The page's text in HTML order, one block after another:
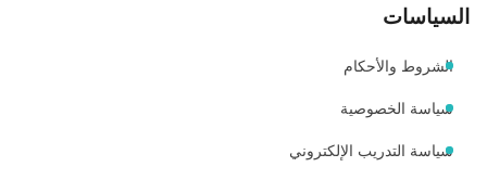
السياسات
الشروط والأحكام
سياسة الخصوصية
سياسة التدريب الإلكتروني